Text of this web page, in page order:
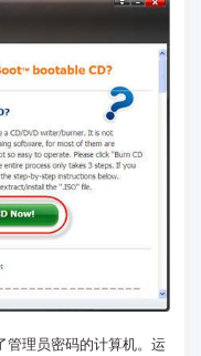
管理员密码的计算机。运